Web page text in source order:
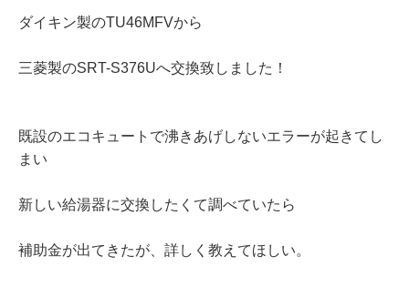
ダイキン製のTU46MFVから
三菱製のSRT-S376Uへ交換致しました！
既設のエコキュートで沸きあげしないエラーが起きてし
まい
新しい給湯器に交換したくて調べていたら
補助金が出てきたが、詳しく教えてほしい。